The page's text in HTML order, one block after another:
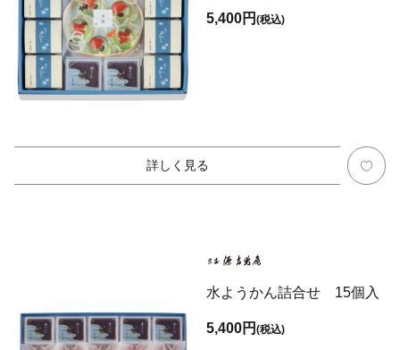
5,400円(税込)
詳しく見る
水ようかん詰合せ 15個入
5,400円(税込)